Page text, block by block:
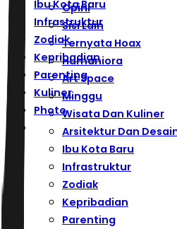
Ibu Kota Baru
Infrastruktur
Zodiak
Kepribadian
Parenting
Kuliner
Photo
Opini
Sisi Lain
Ternyata Hoax
Humaniora
Art Space
Minggu
Wisata Dan Kuliner
Arsitektur Dan
Ibu Kota Baru
Infrastruktur
Zodiak
Kepribadian
Parenting